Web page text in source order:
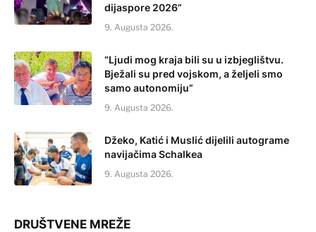
dijaspore 2026”
9. Augusta 2026.
“Ljudi mog kraja bili su u izbjeglištvu.
Bježali su pred vojskom, a željeli smo
samo autonomiju”
9. Augusta 2026.
Džeko, Katić i Muslić dijelili autograme
navijačima Schalkea
9. Augusta 2026.
DRUŠTVENE MREŽE